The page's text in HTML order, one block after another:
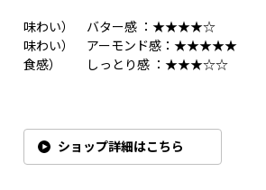
味わい） バター感 ：★★★★☆
味わい） アーモンド感：★★★★★
食感） しっとり感 ：★★★☆☆
ショップ詳細はこちら